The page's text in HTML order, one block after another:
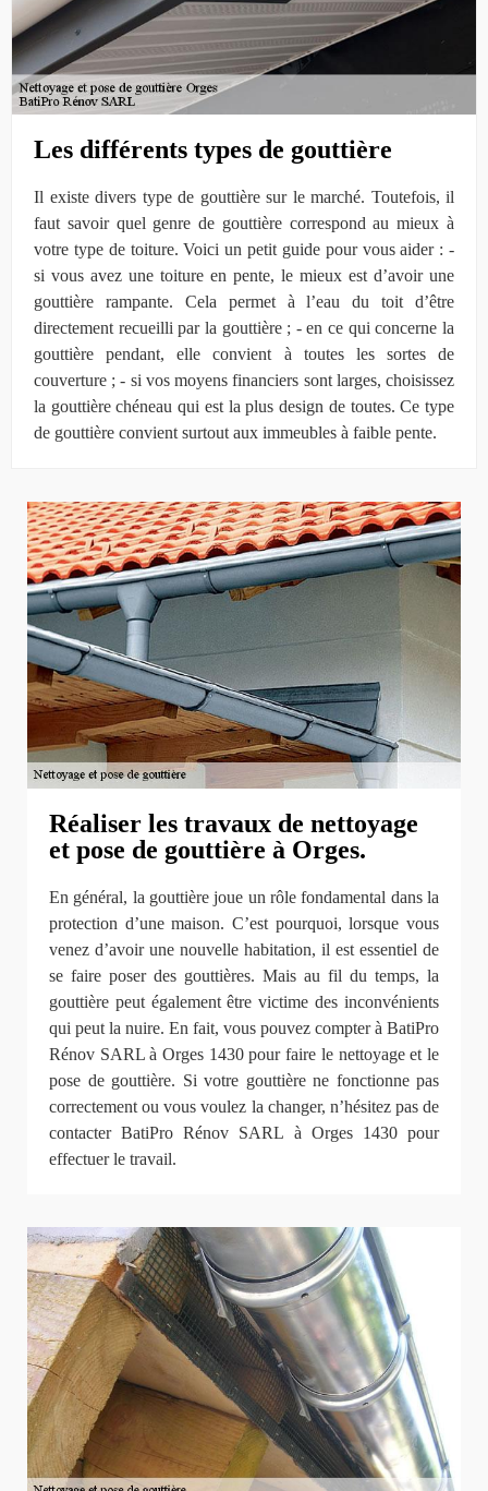
Les différents types de gouttière
Il existe divers type de gouttière sur le marché. Toutefois, il
faut savoir quel genre de gouttière correspond au mieux à
votre type de toiture. Voici un petit guide pour vous aider : -
si vous avez une toiture en pente, le mieux est d’avoir une
gouttière rampante. Cela permet à l’eau du toit d’être
directement recueilli par la gouttière ; - en ce qui concerne la
gouttière pendant, elle convient à toutes les sortes de
couverture ; - si vos moyens financiers sont larges, choisissez
la gouttière chéneau qui est la plus design de toutes. Ce type
de gouttière convient surtout aux immeubles à faible pente.
Réaliser les travaux de nettoyage
et pose de gouttière à Orges.
En général, la gouttière joue un rôle fondamental dans la
protection d’une maison. C’est pourquoi, lorsque vous
venez d’avoir une nouvelle habitation, il est essentiel de
se faire poser des gouttières. Mais au fil du temps, la
gouttière peut également être victime des inconvénients
qui peut la nuire. En fait, vous pouvez compter à BatiPro
Rénov SARL à Orges 1430 pour faire le nettoyage et le
pose de gouttière. Si votre gouttière ne fonctionne pas
correctement ou vous voulez la changer, n’hésitez pas de
contacter BatiPro Rénov SARL à Orges 1430 pour
effectuer le travail.